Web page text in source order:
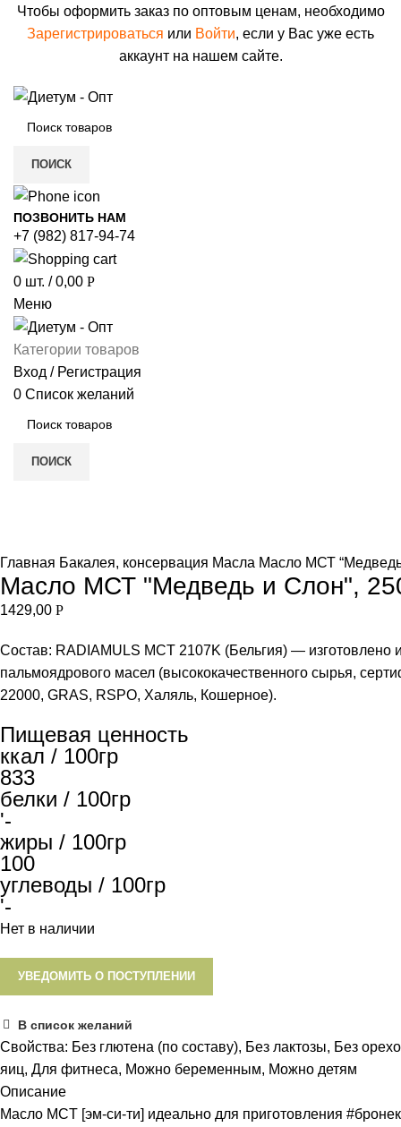
Чтобы оформить заказ по оптовым ценам, необходимо
Зарегистрироваться или Войти, если у Вас уже есть
аккаунт на нашем сайте.
ПОИСК
ПОЗВОНИТЬ НАМ
+7 (982) 817-94-74
0 шт. / 0,00 Р
Меню
Категории товаров
Вход / Регистрация
0 Список желаний
ПОИСК
Главная Бакалея, консервация Масла Масло МСТ
Масло МСТ "Медведь и Слон",
1429,00 Р
Состав: RADIAMULS MCT 2107K (Бельгия) — изготовлено
пальмоядрового масел (высококачественного сырья,
22000, GRAS, RSPO, Халяль, Кошерное).
Пищевая ценность
ккал / 100гр
833
белки / 100гр
'-
жиры / 100гр
100
углеводы / 100гр
'-
Нет в наличии
УВЕДОМИТЬ О ПОСТУПЛЕНИИ
В список желаний
Свойства: Без глютена (по составу), Без лактозы, Без
яиц, Для фитнеса, Можно беременным, Можно детям
Описание
Масло MCT [эм-си-ти] идеально для приготовления